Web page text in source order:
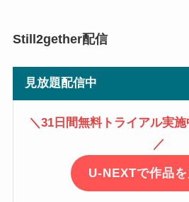
Still2gether配信
見放題配信中
＼31日間無料トライアル実
／
U-NEXTで作品